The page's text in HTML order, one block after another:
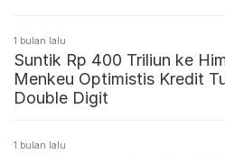
1 bulan lalu
Suntik Rp 400 Triliun ke
Menkeu Optimistis Kredit
Double Digit
1 bulan lalu